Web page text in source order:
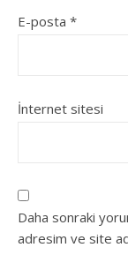
E-posta *
İnternet sitesi
Daha sonraki
adresim ve site